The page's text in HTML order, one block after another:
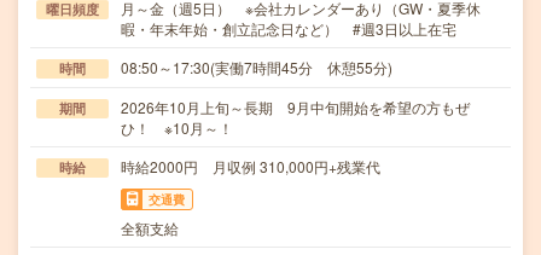
曜日頻度
月～金（週5日） ※会社カレンダーあり（GW・夏季休
暇・年末年始・創立記念日など） #週3日以上在宅
時間 08:50～17:30(実働7時間45分 休憩55分)
期間
2026年10月上旬～長期 9月中旬開始を希望の方もぜ
ひ！ ※10月～！
時給 時給2000円 月収例 310,000円+残業代
交通費
全額支給